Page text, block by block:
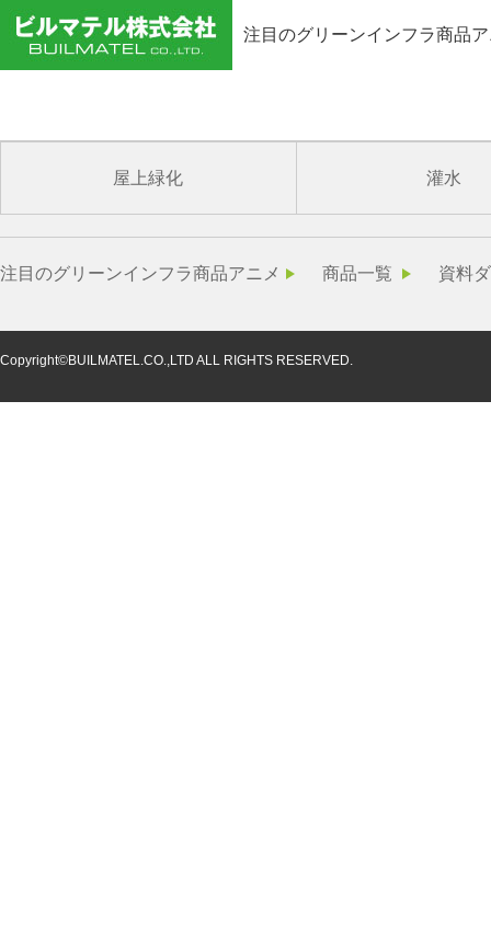
注目のグリーンインフラ商品
屋上緑化 灌水
注目のグリーンインフラ商品アニメ 商品一覧 資料
Copyright©BUILMATEL.CO.,LTD ALL RIGHTS RESERVED.